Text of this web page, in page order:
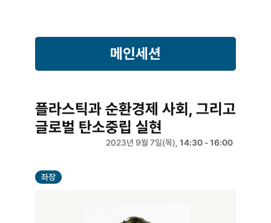
메인세션
플라스틱과 순환경제 사회, 그리고
글로벌 탄소중립 실현
2023년 9월 7일(목), 14:30 - 16:00
좌장